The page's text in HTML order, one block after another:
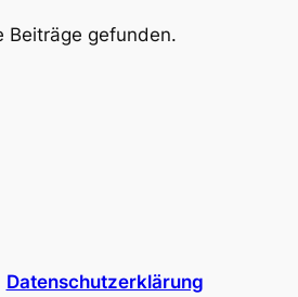
Beiträge gefunden.
Datenschutzerklärung